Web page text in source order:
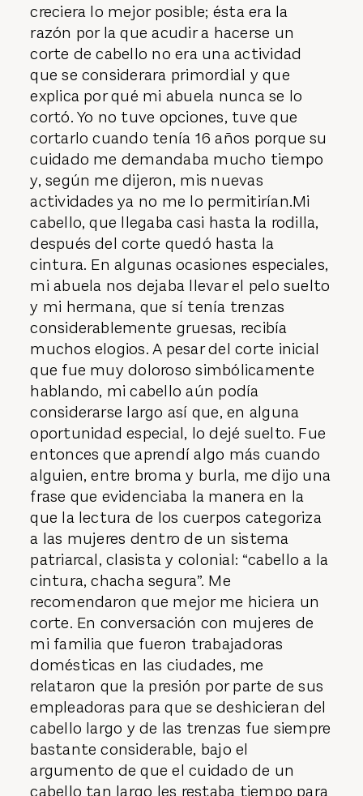
creciera lo mejor posible; ésta era la
razón por la que acudir a hacerse un
corte de cabello no era una actividad
que se considerara primordial y que
explica por qué mi abuela nunca se lo
cortó. Yo no tuve opciones, tuve que
cortarlo cuando tenía 16 años porque su
cuidado me demandaba mucho tiempo
y, según me dijeron, mis nuevas
actividades ya no me lo permitirían.Mi
cabello, que llegaba casi hasta la rodilla,
después del corte quedó hasta la
cintura. En algunas ocasiones especiales,
mi abuela nos dejaba llevar el pelo suelto
y mi hermana, que sí tenía trenzas
considerablemente gruesas, recibía
muchos elogios. A pesar del corte inicial
que fue muy doloroso simbólicamente
hablando, mi cabello aún podía
considerarse largo así que, en alguna
oportunidad especial, lo dejé suelto. Fue
entonces que aprendí algo más cuando
alguien, entre broma y burla, me dijo una
frase que evidenciaba la manera en la
que la lectura de los cuerpos categoriza
a las mujeres dentro de un sistema
patriarcal, clasista y colonial: “cabello a la
cintura, chacha segura”. Me
recomendaron que mejor me hiciera un
corte. En conversación con mujeres de
mi familia que fueron trabajadoras
domésticas en las ciudades, me
relataron que la presión por parte de sus
empleadoras para que se deshicieran del
cabello largo y de las trenzas fue siempre
bastante considerable, bajo el
argumento de que el cuidado de un